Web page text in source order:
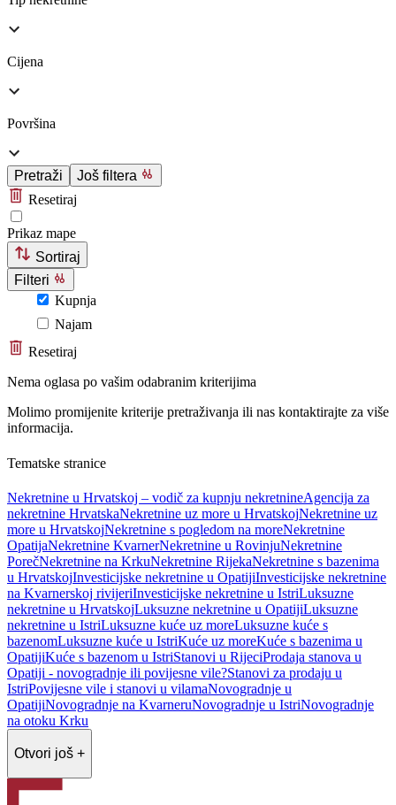
Cijena
Površina
Pretraži
Još filtera
Resetiraj
Prikaz mape
Sortiraj
Filteri
Kupnja
Najam
Resetiraj
Nema oglasa po vašim odabranim kriterijima
Molimo promijenite kriterije pretraživanja ili nas kontaktirajte za više
informacija.
Tematske stranice
Nekretnine u Hrvatskoj – vodič za kupnju nekretnineAgencija za
nekretnine HrvatskaNekretnine uz more u HrvatskojNekretnine uz
more u HrvatskojNekretnine s pogledom na moreNekretnine
OpatijaNekretnine KvarnerNekretnine u RovinjuNekretnine
PorečNekretnine na KrkuNekretnine RijekaNekretnine s bazenima
u HrvatskojInvesticijske nekretnine u OpatijiInvesticijske nekretnine
na Kvarnerskoj rivijeriInvesticijske nekretnine u IstriLuksuzne
nekretnine u HrvatskojLuksuzne nekretnine u OpatijiLuksuzne
nekretnine u IstriLuksuzne kuće uz moreLuksuzne kuće s
bazenomLuksuzne kuće u IstriKuće uz moreKuće s bazenima u
OpatijiKuće s bazenom u IstriStanovi u RijeciProdaja stanova u
Opatiji - novogradnje ili povijesne vile?Stanovi za prodaju u
IstriPovijesne vile i stanovi u vilamaNovogradnje u
OpatijiNovogradnje na KvarneruNovogradnje u IstriNovogradnje
na otoku Krku
Otvori još +